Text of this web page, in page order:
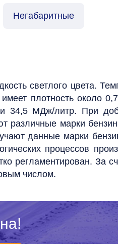
Негабаритные
светлого цвета.
плотность около
34,5 МДж/литр. При
различные марки
данные марки
процессов
регламентирован.За
числом.